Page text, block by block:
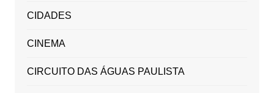
CIDADES
CINEMA
CIRCUITO DAS ÁGUAS PAULISTA